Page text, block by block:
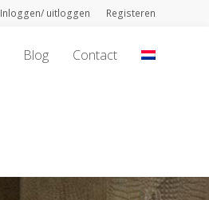
Inloggen/ uitloggen Registeren
Blog Contact